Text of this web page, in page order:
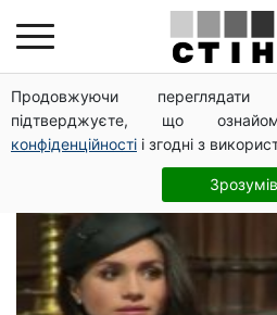
Продовжуючи
підтверджуєте, що
конфіденційності і згодні з
Зрозумів
ребенок